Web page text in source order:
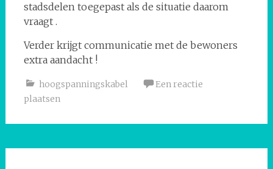
stadsdelen toegepast als de situatie daarom
vraagt .
Verder krijgt communicatie met de bewoners
extra aandacht !
hoogspanningskabel
Een reactie
plaatsen